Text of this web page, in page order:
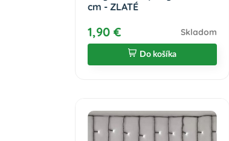
cm - ZLATÉ
1,90 € Skladom
Do košíka